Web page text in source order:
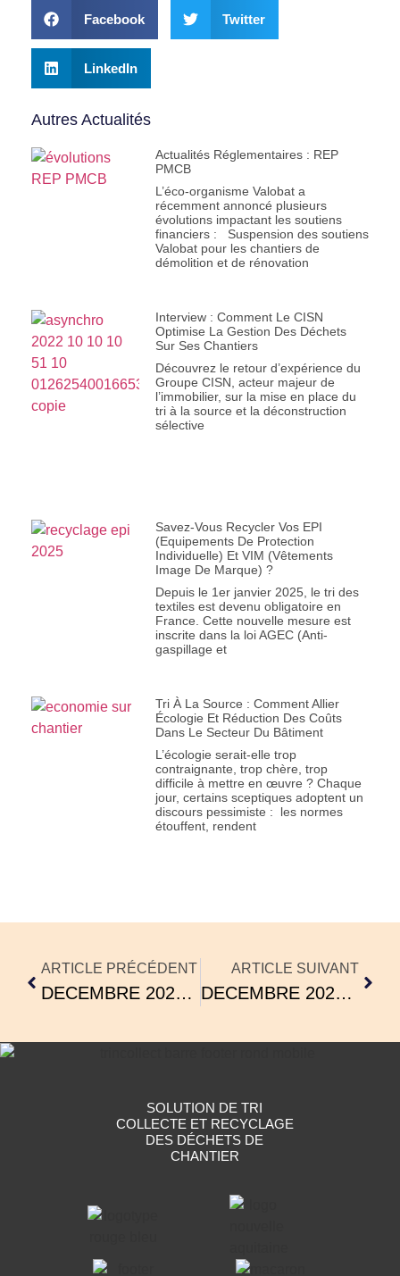
Facebook Twitter
LinkedIn
Autres Actualités
Actualités Réglementaires : REP
PMCB
L’éco-organisme Valobat a
récemment annoncé plusieurs
évolutions impactant les soutiens
financiers : Suspension des soutiens
Valobat pour les chantiers de
démolition et de rénovation
Interview : Comment Le CISN
Optimise La Gestion Des Déchets
Sur Ses Chantiers
Découvrez le retour d’expérience du
Groupe CISN, acteur majeur de
l’immobilier, sur la mise en place du
tri à la source et la déconstruction
sélective
Savez-Vous Recycler Vos EPI
(Equipements De Protection
Individuelle) Et VIM (Vêtements
Image De Marque) ?
Depuis le 1er janvier 2025, le tri des
textiles est devenu obligatoire en
France. Cette nouvelle mesure est
inscrite dans la loi AGEC (Anti-
gaspillage et
Tri À La Source : Comment Allier
Écologie Et Réduction Des Coûts
Dans Le Secteur Du Bâtiment
L’écologie serait-elle trop
contraignante, trop chère, trop
difficile à mettre en œuvre ? Chaque
jour, certains sceptiques adoptent un
discours pessimiste : les normes
étouffent, rendent
ARTICLE PRÉCÉDENT
DECEMBRE 2022 : Quelles-Sont Les Valeurs De Tri’n’Collect ?
ARTICLE SUIVANT
DECEMBRE 2022 : PARTENARIAT ATARAXIA
SOLUTION DE TRI
COLLECTE ET RECYCLAGE
DES DÉCHETS DE
CHANTIER